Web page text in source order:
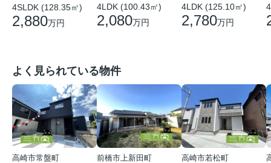
4SLDK (128.35㎡)
2,880万円
4LDK (100.43㎡)
2,080万円
4LDK (125.10㎡)
2,780万円
よく見られている物件
高崎市常盤町
前橋市上新田町
高崎市若松町